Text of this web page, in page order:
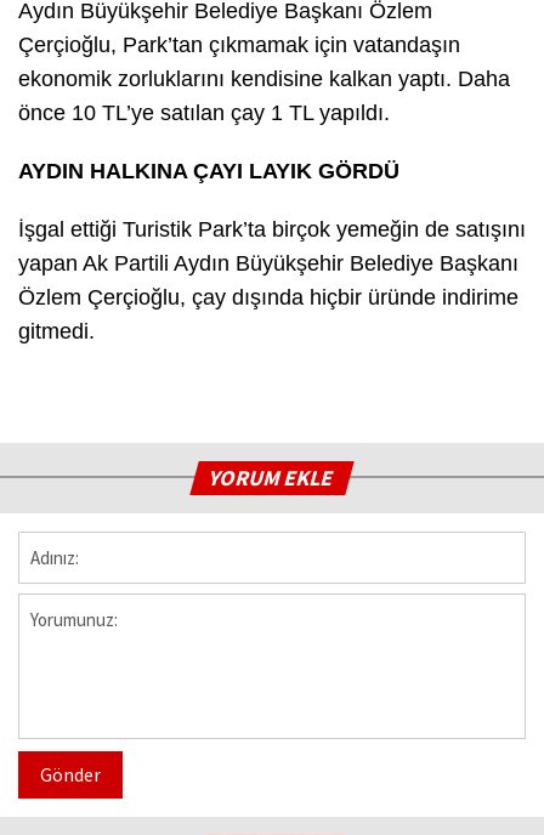
Aydın Büyükşehir Belediye Başkanı Özlem
Çerçioğlu, Park’tan çıkmamak için vatandaşın
ekonomik zorluklarını kendisine kalkan yaptı. Daha
önce 10 TL’ye satılan çay 1 TL yapıldı.
AYDIN HALKINA ÇAYI LAYIK GÖRDÜ
İşgal ettiği Turistik Park’ta birçok yemeğin de satışını
yapan Ak Partili Aydın Büyükşehir Belediye Başkanı
Özlem Çerçioğlu, çay dışında hiçbir üründe indirime
gitmedi.
YORUM EKLE
Gönder